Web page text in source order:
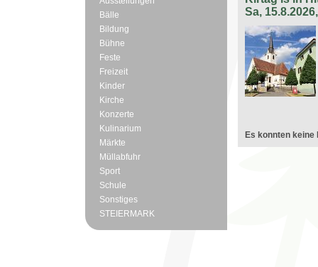
Bälle
Bildung
Bühne
Feste
Freizeit
Kinder
Kirche
Konzerte
Kulinarium
Märkte
Müllabfuhr
Sport
Schule
Sonstiges
STEIERMARK
Sa,
Es konnten keine